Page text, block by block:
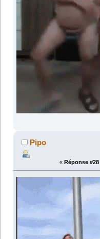
Pipo
« Réponse #28